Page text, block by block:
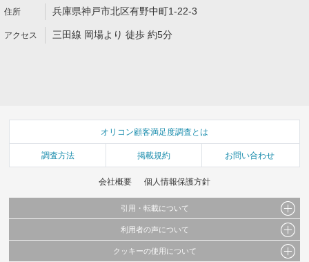
兵庫県神戸市北区有野中町1-22-3
三田線 岡場より 徒歩 約5分
オリコン顧客満足度調査とは
調査方法 掲載規約 お問い合わせ
会社概要 個人情報保護方針
引用・転載について
当サイトで公開されている情報（文字、写真、イラスト、画像データ等）及びこれらの配
これらの情報を権利者の許可なく無断転載・複製などの二次利用を行うことは固く禁じて
利用者の声について
当サイトに掲載している内容はすべてサービスの利用者が提出された見解・感想です。
クッキーの使用について